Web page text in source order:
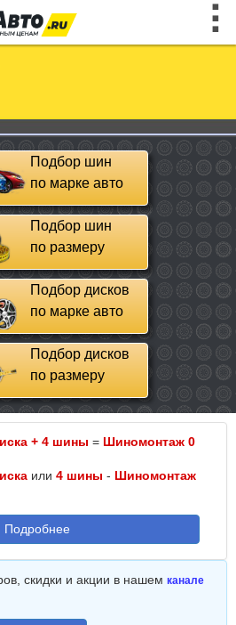
Подбор шин
по марке авто
Подбор шин
по размеру
Подбор дисков
по марке авто
Подбор дисков
по размеру
+ 4 шины = Шиномонтаж 0
или 4 шины - Шиномонтаж
Подробнее
скидки и акции в нашем канале